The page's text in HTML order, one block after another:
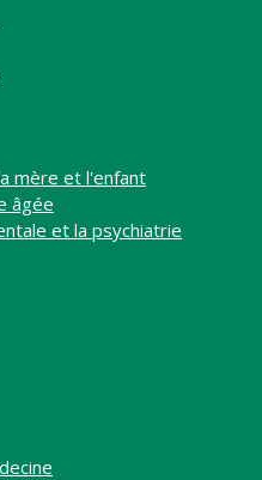
mère et l'enfant
âgée
et la psychiatrie